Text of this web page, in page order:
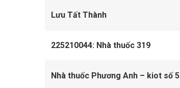
Lưu Tất Thành
225210044: Nhà thuốc 319
Nhà thuốc Phương Anh – kiot số 5